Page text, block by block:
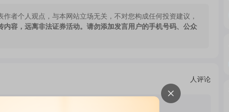
者个人观点，与本网站立场无关，不对您构成任何投资建议，
容，远离非法证券活动。请勿添加发言用户的手机号码、公众
人评论